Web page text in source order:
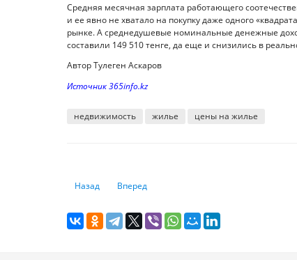
Средняя месячная зарплата работающего
и ее явно не хватало на покупку даже одного
рынке. А среднедушевые номинальные денежные
составили 149 510 тенге, да еще и снизились в
Автор Тулеген Аскаров
Источник 365info.kz
недвижимость жилье цены на жилье
Предыдущий: Какие факторы повлияли на курсы
Назад Следующий: Возможные причины
Вперед